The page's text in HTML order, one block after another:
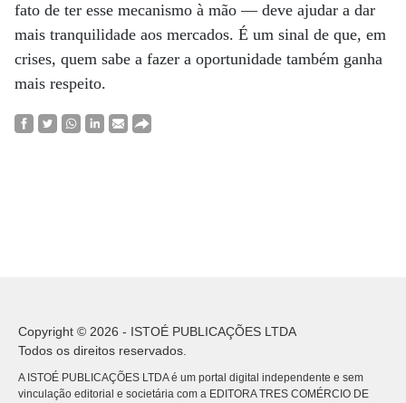
fato de ter esse mecanismo à mão — deve ajudar a dar
mais tranquilidade aos mercados. É um sinal de que, em
crises, quem sabe a fazer a oportunidade também ganha
mais respeito.
Copyright © 2026 - ISTOÉ PUBLICAÇÕES LTDA
Todos os direitos reservados.
A ISTOÉ PUBLICAÇÕES LTDA é um portal digital independente e sem
vinculação editorial e societária com a EDITORA TRES COMÉRCIO DE